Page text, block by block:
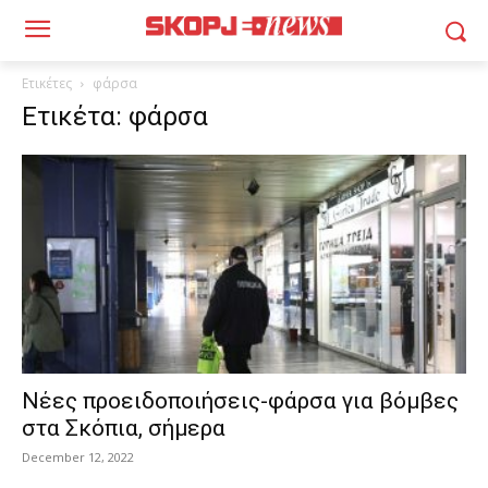
Ετικέτες φάρσα
Ετικέτα: φάρσα
Νέες προειδοποιήσεις-φάρσα για βόμβες
στα Σκόπια, σήμερα
December 12, 2022